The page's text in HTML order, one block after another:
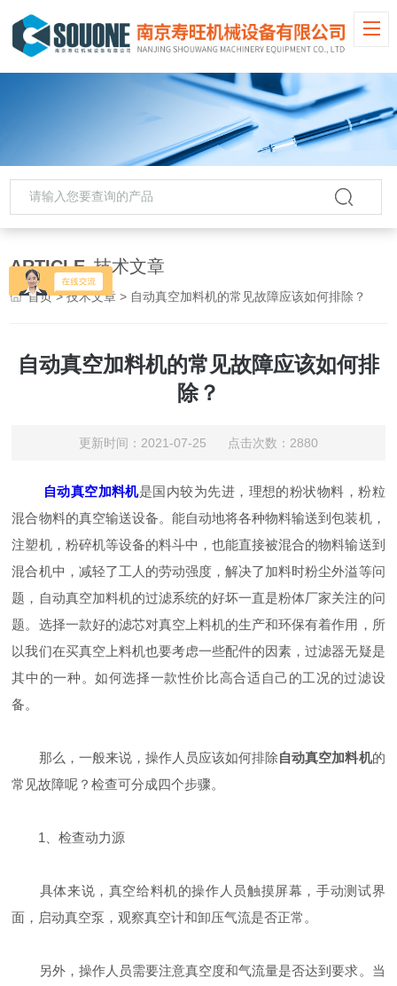
ARTICLE 技术文章
首页>技术文章 > 自动真空加料机的常见故障应该如何排除？
自动真空加料机的常见故障应该如何排
除？
更新时间：2021-07-25 点击次数：2880
自动真空加料机是国内较为先进，理想的粉状物料，粉粒
混合物料的真空输送设备。能自动地将各种物料输送到包装机，
注塑机，粉碎机等设备的料斗中，也能直接被混合的物料输送到
混合机中，减轻了工人的劳动强度，解决了加料时粉尘外溢等问
题，自动真空加料机的过滤系统的好坏一直是粉体厂家关注的问
题。选择一款好的滤芯对真空上料机的生产和环保有着作用，所
以我们在买真空上料机也要考虑一些配件的因素，过滤器无疑是
其中的一种。如何选择一款性价比高合适自己的工况的过滤设
备。
那么，一般来说，操作人员应该如何排除自动真空加料机的
常见故障呢？检查可分成四个步骤。
1、检查动力源
具体来说，真空给料机的操作人员触摸屏幕，手动测试界
面，启动真空泵，观察真空计和卸压气流是否正常。
另外，操作人员需要注意真空度和气流量是否达到要求。当